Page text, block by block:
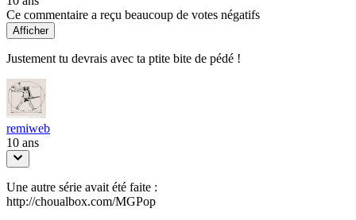
Ce commentaire a reçu beaucoup de votes négatifs
Afficher
Justement tu devrais avec ta ptite bite de pédé !
remiweb
10 ans
Une autre série avait été faite :
http://choualbox.com/MGPop